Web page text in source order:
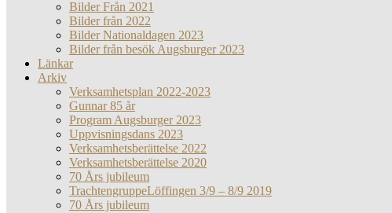
Bilder Från 2021
Bilder från 2022
Bilder Nationaldagen 2023
Bilder från besök Augsburger 2023
Länkar
Arkiv
Verksamhetsplan 2022-2023
Gunnar 85 år
Program Augsburger 2023
Uppvisningsdans 2023
Verksamhetsberättelse 2022
Verksamhetsberättelse 2020
70 Års jubileum
TrachtengruppeLöffingen 3/9 – 8/9 2019
70 Års jubileum